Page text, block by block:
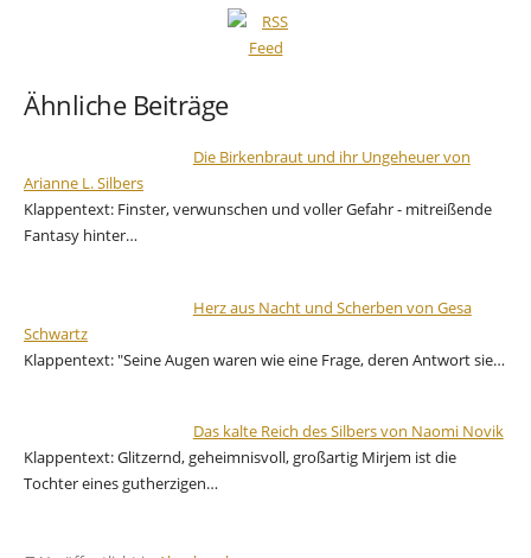
Ähnliche Beiträge
Die Birkenbraut und ihr Ungeheuer von
Arianne L. Silbers
Klappentext: Finster, verwunschen und voller Gefahr - mitreißende
Fantasy hinter…
Herz aus Nacht und Scherben von Gesa
Schwartz
Klappentext: "Seine Augen waren wie eine Frage, deren Antwort sie…
Das kalte Reich des Silbers von Naomi Novik
Klappentext: Glitzernd, geheimnisvoll, großartig Mirjem ist die
Tochter eines gutherzigen…